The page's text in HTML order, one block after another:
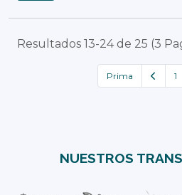
Resultados 13-24 de 25 (3
Prima 1
NUESTROS